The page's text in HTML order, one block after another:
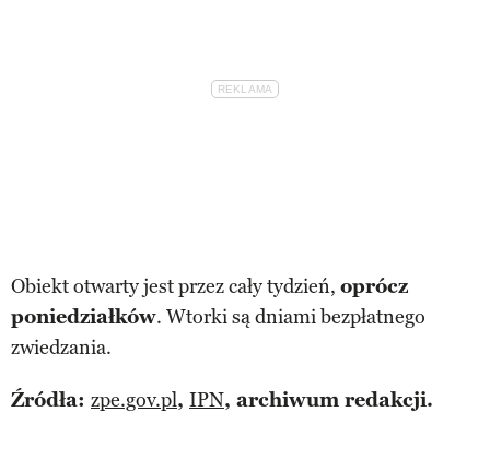
Obiekt otwarty jest przez cały tydzień, oprócz
poniedziałków. Wtorki są dniami bezpłatnego
zwiedzania.
Źródła: zpe.gov.pl, IPN, archiwum redakcji.